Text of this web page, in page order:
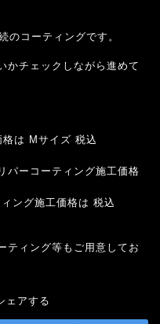
コーティングです。
かチェックしながら進めて
は Mサイズ 税込
パーコーティング施工価格
ング施工価格は 税込
ティング等もご用意してお
ェアする